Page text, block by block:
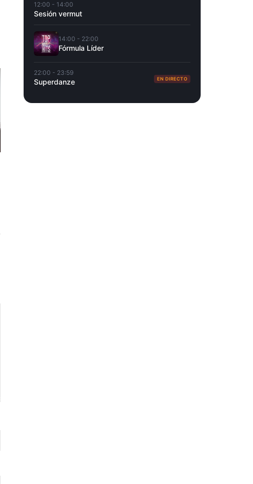
12:00 - 14:00
Sesión vermut
14:00 - 22:00
Fórmula Líder
22:00 - 23:59
Superdanze EN DIRECTO